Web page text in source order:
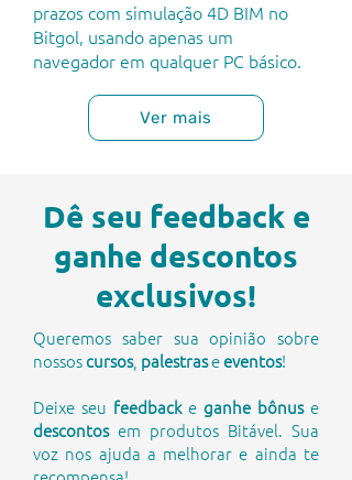
prazos com simulação 4D BIM no
Bitgol, usando apenas um
navegador em qualquer PC básico.
Ver mais
Dê seu feedback e
ganhe descontos
exclusivos!
Queremos saber sua opinião sobre
nossoscursos, palestraseeventos!
Deixe seu feedbacke ganhe bônuse
descontosem produtos Bitável. Sua
voz nos ajuda a melhorar e ainda te